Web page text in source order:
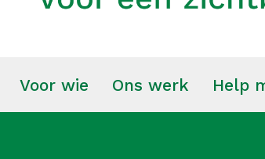
Voor wie Ons werk Help